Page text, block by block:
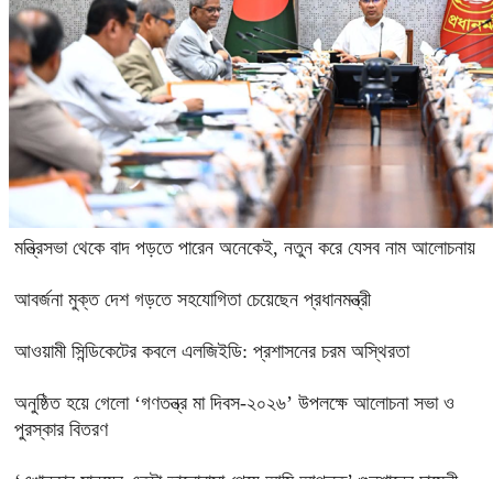
মন্ত্রিসভা থেকে বাদ পড়তে পারেন অনেকেই, নতুন করে যেসব নাম আলোচনায়
আবর্জনা মুক্ত দেশ গড়তে সহযোগিতা চেয়েছেন প্রধানমন্ত্রী
‎আওয়ামী সিন্ডিকেটের কবলে এলজিইডি: প্রশাসনের চরম অস্থিরতা
অনুষ্ঠিত হয়ে গেলো ‘গণতন্ত্র মা দিবস-২০২৬’ উপলক্ষে আলোচনা সভা ও
পুরস্কার বিতরণ